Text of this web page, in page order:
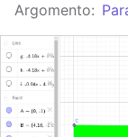
Argomento: